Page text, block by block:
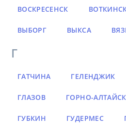
ВОСКРЕСЕНСК
ВЫБОРГ ВЫКСА
Г
ГАТЧИНА ГЕЛЕНДЖИК
ГЛАЗОВ ГОРНО-АЛТАЙСК
ГУБКИН ГУДЕРМЕС